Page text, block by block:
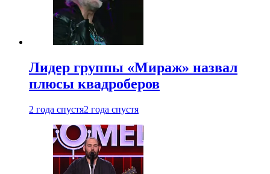
Лидер группы «Мираж» назвал
плюсы квадроберов
2 года спустя2 года спустя